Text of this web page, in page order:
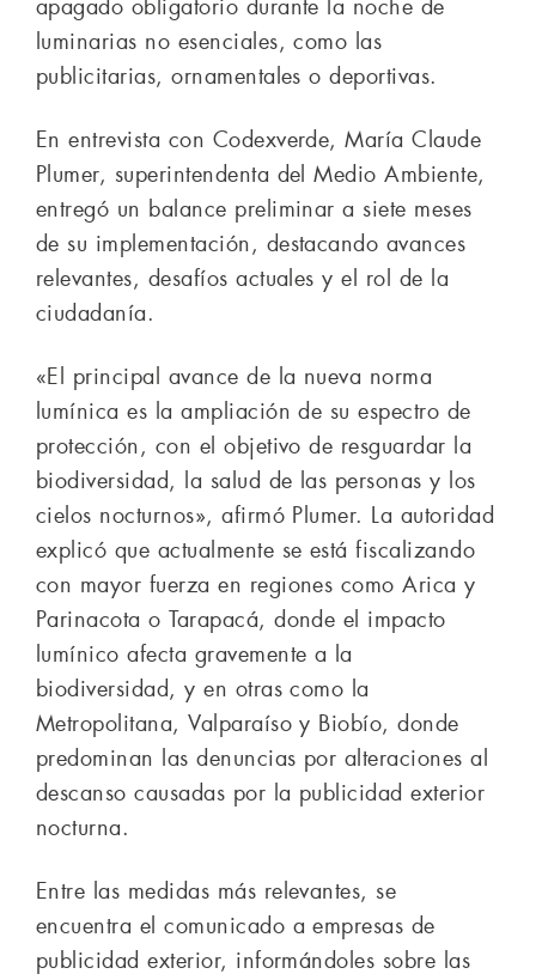
apagado obligatorio durante la noche de
luminarias no esenciales, como las
publicitarias, ornamentales o deportivas.
En entrevista con Codexverde, María Claude
Plumer, superintendenta del Medio Ambiente,
entregó un balance preliminar a siete meses
de su implementación, destacando avances
relevantes, desafíos actuales y el rol de la
ciudadanía.
«El principal avance de la nueva norma
lumínica es la ampliación de su espectro de
protección, con el objetivo de resguardar la
biodiversidad, la salud de las personas y los
cielos nocturnos», afirmó Plumer. La autoridad
explicó que actualmente se está fiscalizando
con mayor fuerza en regiones como Arica y
Parinacota o Tarapacá, donde el impacto
lumínico afecta gravemente a la
biodiversidad, y en otras como la
Metropolitana, Valparaíso y Biobío, donde
predominan las denuncias por alteraciones al
descanso causadas por la publicidad exterior
nocturna.
Entre las medidas más relevantes, se
encuentra el comunicado a empresas de
publicidad exterior, informándoles sobre las